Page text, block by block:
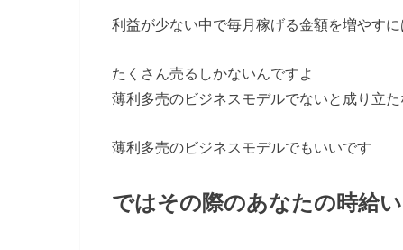
利益が少ない中で毎月稼げる金額を増やす
たくさん売るしかないんですよ
薄利多売のビジネスモデルでないと成り立た
薄利多売のビジネスモデルでもいいです
ではその際のあなたの時給